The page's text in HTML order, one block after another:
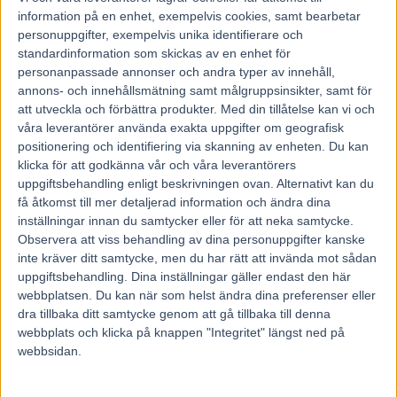
information på en enhet, exempelvis cookies, samt bearbetar
personuppgifter, exempelvis unika identifierare och
standardinformation som skickas av en enhet för
personanpassade annonser och andra typer av innehåll,
annons- och innehållsmätning samt målgruppsinsikter, samt för
att utveckla och förbättra produkter. Med din tillåtelse kan vi och
våra leverantörer använda exakta uppgifter om geografisk
positionering och identifiering via skanning av enheten. Du kan
klicka för att godkänna vår och våra leverantörers
uppgiftsbehandling enligt beskrivningen ovan. Alternativt kan du
få åtkomst till mer detaljerad information och ändra dina
inställningar innan du samtycker eller för att neka samtycke.
Observera att viss behandling av dina personuppgifter kanske
inte kräver ditt samtycke, men du har rätt att invända mot sådan
uppgiftsbehandling. Dina inställningar gäller endast den här
webbplatsen. Du kan när som helst ändra dina preferenser eller
dra tillbaka ditt samtycke genom att gå tillbaka till denna
webbplats och klicka på knappen "Integritet" längst ned på
webbsidan.
114
Inför V75: ”Tarzan” önskar vackert
midsommarväder
Det blir en fin sommardag i Kalmar på söndag.
Stefan ”Tarzan” Melander vill gärna bestämma att det blir så och
tänker då i första hand på sina hästar.
Disco Volante slet med banan i regnet i Elitloppet.
– Disco känns fortsatt kanonfin men har aldrig varit bra på dåligt
underlag – så elitloppsstarten glömmer vi.
Under midsommarhelgen flyttas V75 fram till söndagen då
Kalmartravet enligt traditionen håller i tävlandet med guldloppet
Kalmarsundspokalen som den finaste blomman i V75-kransen.
Första start för V75 är den vanliga 16.20 den här söndagen.
Huvudloppet Kalmarsundspokalen över kort distans går som den
tredje avdelningen och Solvallatränaren räknar till flera riktigt kvicka
hästar i startlistan.
– Det blev en hel del startsnabba hästar med bra spår – men han är